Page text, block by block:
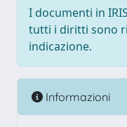
I documenti in
tutti i diritti sono
indicazione.
Informazioni